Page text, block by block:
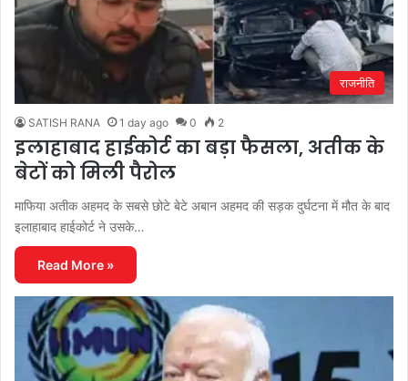
राजनीति
SATISH RANA 1 day ago 0 2
इलाहाबाद हाईकोर्ट का बड़ा फैसला, अतीक के
बेटों को मिली पैरोल
माफिया अतीक अहमद के सबसे छोटे बेटे अबान अहमद की सड़क दुर्घटना में मौत के बाद
इलाहाबाद हाईकोर्ट ने उसके…
Read More »